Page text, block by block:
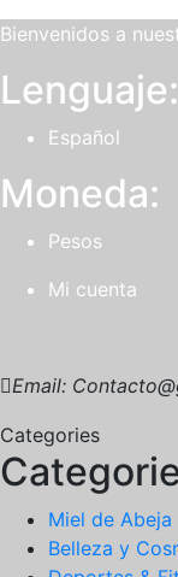
Bienvenidos a
Lenguaje:
Español
Moneda:
Pesos
Mi cuenta
Email:
Categories
Miel de Abeja
Belleza y